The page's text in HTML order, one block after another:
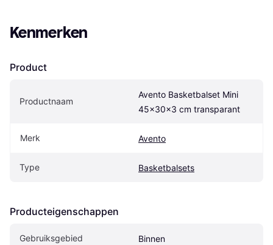
Kenmerken
Product
Productnaam
Avento Basketbalset Mini
45x30x3 cm transparant
Merk Avento
Type Basketbalsets
Producteigenschappen
Gebruiksgebied Binnen